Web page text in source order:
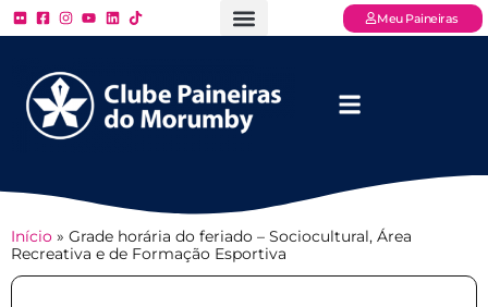
Meu Paineiras
Início » Grade horária do feriado – Sociocultural, Área
Recreativa e de Formação Esportiva